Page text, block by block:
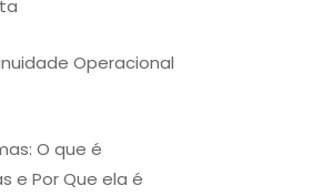
Operacional
O que é
e Por Que ela é